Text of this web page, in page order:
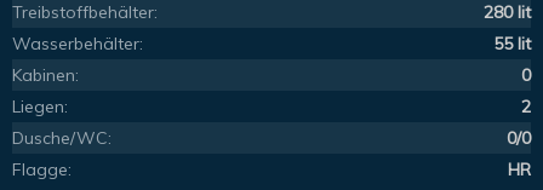
Treibstoffbehälter:
280 lit
Wasserbehälter:
55 lit
Kabinen:
0
Liegen:
2
Dusche/WC:
0/0
Flagge:
HR